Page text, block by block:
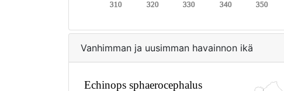
Vanhimman ja uusimman havainnon ikä